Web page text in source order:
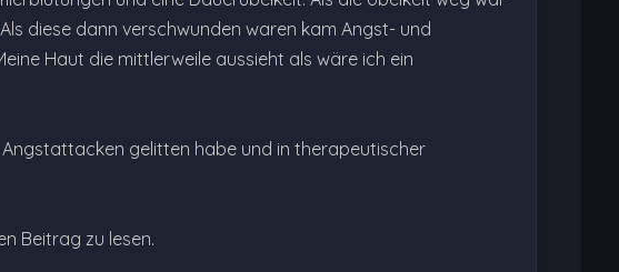
diese dann verschwunden waren kam Angst- und
Haut die mittlerweile aussieht als wäre ich ein
gelitten habe und in therapeutischer
Beitrag zu lesen.